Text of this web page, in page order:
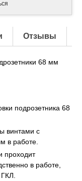
Отзывы
68 мм
подрозетника 68
винтами с
в работе.
проходит
в работе,